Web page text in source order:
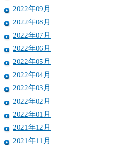
2022年09月
2022年08月
2022年07月
2022年06月
2022年05月
2022年04月
2022年03月
2022年02月
2022年01月
2021年12月
2021年11月